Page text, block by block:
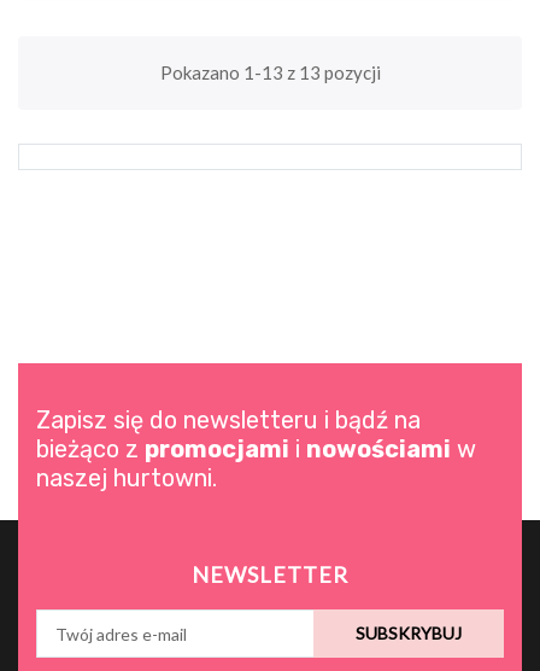
Pokazano 1-13 z 13 pozycji
Zapisz się do newsletteru i bądź na
bieżąco z promocjami i nowościami w
naszej hurtowni.
NEWSLETTER
SUBSKRYBUJ